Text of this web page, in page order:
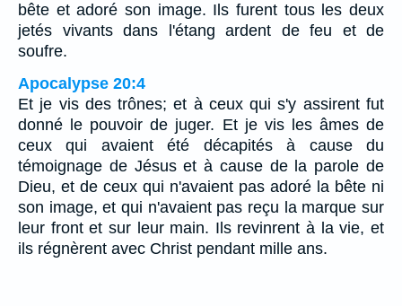
bête et adoré son image. Ils furent tous les deux
jetés vivants dans l'étang ardent de feu et de
soufre.
Apocalypse 20:4
Et je vis des trônes; et à ceux qui s'y assirent fut
donné le pouvoir de juger. Et je vis les âmes de
ceux qui avaient été décapités à cause du
témoignage de Jésus et à cause de la parole de
Dieu, et de ceux qui n'avaient pas adoré la bête ni
son image, et qui n'avaient pas reçu la marque sur
leur front et sur leur main. Ils revinrent à la vie, et
ils régnèrent avec Christ pendant mille ans.